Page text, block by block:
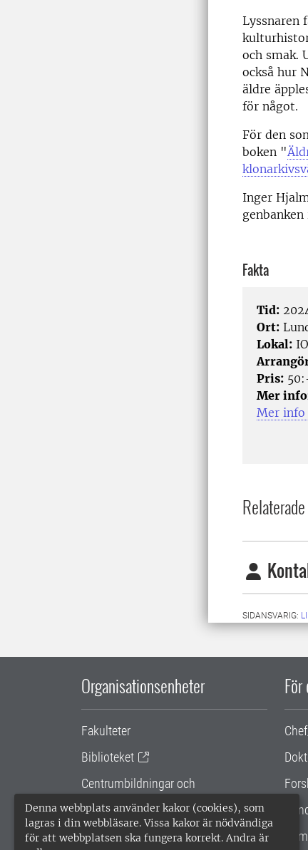
Denna webbplats använder kakor (cookies), som
lagras i din webbläsare. Vissa kakor är nödvändiga
för att webbplatsen ska fungera korrekt. Andra är
Lyssnaren
och smak.
också hur
äldre
för något.
För den
boken "
Inger
genbanken
Fakta
Tid:
Ort:
Lokal:
Pris:
Mer
Mer info
SIDANSVARIG:
Organisationsenheter
Fakulteter
Biblioteket
Centrumbildningar och
samarbetsprojekt
Gemensamma verksamhetsstödet